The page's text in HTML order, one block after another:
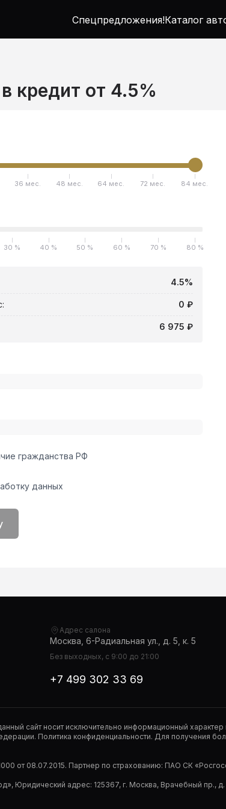
Спецпредложения!Каталог
кредит от 4.5%
36 мес. 48 мес. 64 мес. 72 мес. 84 мес.
30 % 40 % 50 % 60 % 70 % 80 %
4.5%
0 ₽
6 975 ₽
гражданства РФ
данных
Адрес салона
Москва, 6-Радиальная ул., д. 5, к. 5
Без выходных, с 9:00 до 21:00
+7 499 302 33 69
сайт носит исключительно информационный
Политика конфиденциальности. Для получения
от 08.07.2015. Партнер по страхованию: ПАО СК
Юридический адрес: 125367, г. Москва, Врачебный